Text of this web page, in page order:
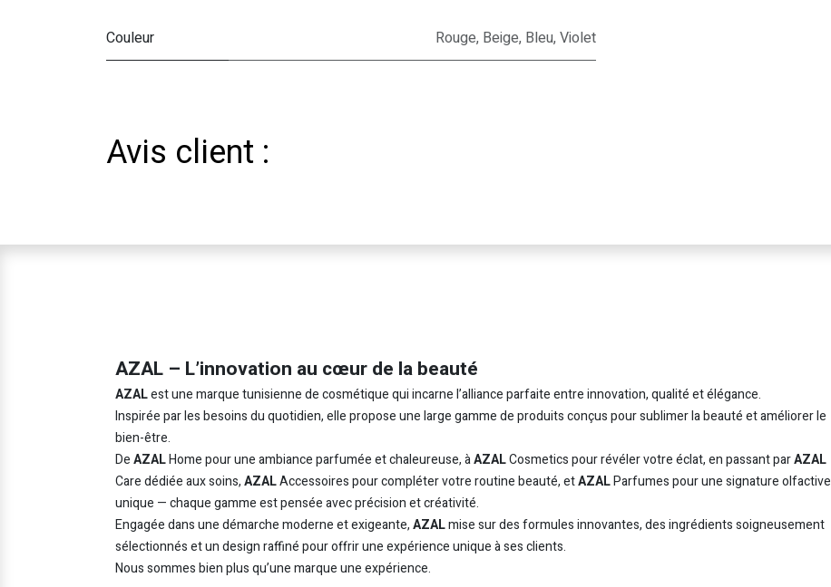
Couleur Rouge, Beige, Bleu,Violet
Avis client :
AZAL – L’innovation au cœur de la beauté
AZALest une marque tunisienne de cosmétique qui incarne l’alliance parfaite entre innovation, qualité et élégance.
Inspirée par les besoins du quotidien, elle propose une large gamme de produits conçus pour sublimer la beauté et améliorer le
bien-être.
DeAZALHome pour une ambiance parfumée et chaleureuse, àAZALCosmetics pour révéler votre éclat, en passant parAZAL
Care dédiée aux soins,AZALAccessoires pour compléter votre routine beauté, etAZALParfumes pour une signature olfactive
unique — chaque gamme est pensée avec précision et créativité.
Engagée dans une démarche moderne et exigeante,AZALmise sur des formules innovantes, des ingrédients soigneusement
sélectionnés et un design raffiné pour offrir une expérience unique à ses clients.
Nous sommes bien plus qu’une marque une expérience.